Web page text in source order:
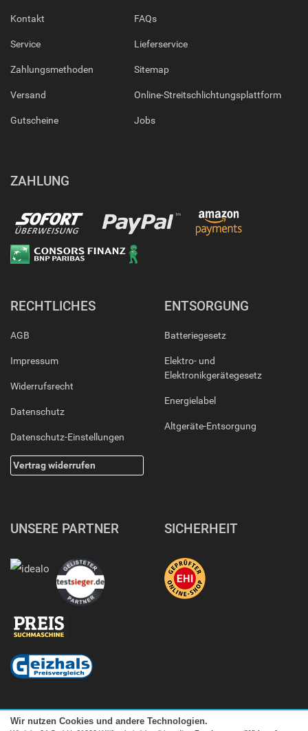
Kontakt
Service
Zahlungsmethoden
Versand
Gutscheine
FAQs
Lieferservice
Sitemap
Online-Streitschlichtungsplattform
Jobs
ZAHLUNG
RECHTLICHES
AGB
Impressum
Widerrufsrecht
Datenschutz
Datenschutz-Einstellungen
Vertrag widerrufen
ENTSORGUNG
Batteriegesetz
Elektro- und
Elektronikgerätegesetz
Energielabel
Altgeräte-Entsorgung
UNSERE PARTNER SICHERHEIT
Wir nutzen Cookies und andere Technologien.